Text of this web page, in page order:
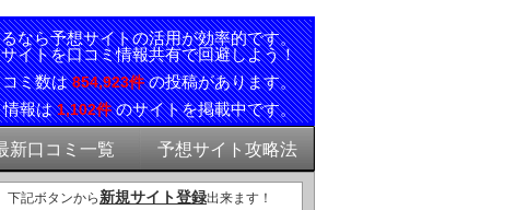
なら予想サイトの活用が効率的です。
イトを口コミ情報共有で回避しよう！
コミ数は854,923件の投稿があります。
情報は1,102件のサイトを掲載中です。
新口コミ一覧 予想サイト攻略法
下記ボタンから 新規サイト登録出来ます！